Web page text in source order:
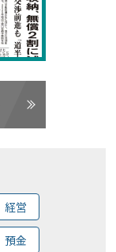
経営
預金